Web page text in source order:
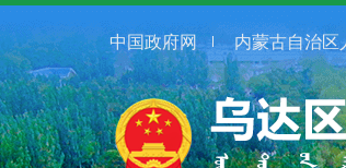
中国政府网 内蒙古自治区